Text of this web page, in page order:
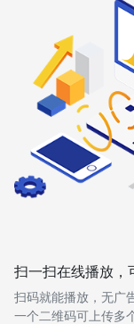
扫一扫在线播放，
扫码就能播放，无广
一个二维码可上传多